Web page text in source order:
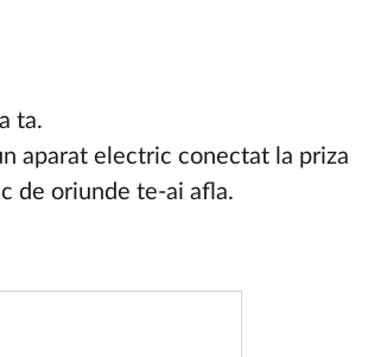
ta.
aparat electric conectat la priza
de oriunde te-ai afla.